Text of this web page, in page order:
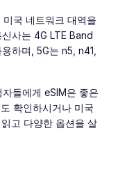
국 네트워크 대역을
사는 4G LTE Band
하며, 5G는 n5, n41,
들에게 eSIM은 좋은
확인하시거나 미국
고 다양한 옵션을 살